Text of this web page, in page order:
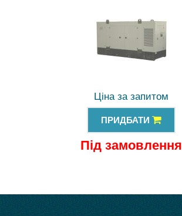
Ціна за запитом
ПРИДБАТИ
Під замовлення